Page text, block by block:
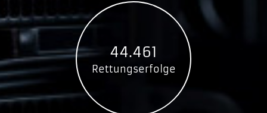
WDBBCL0120JBK-EESN
WDBBCL0080JB
KWDBBCL0080JBK-EESN
WDBBCL0200JBK
WDBBCL0200JBK-EESN
WDBBCL0040JBK
44.461
Rettungserfolge